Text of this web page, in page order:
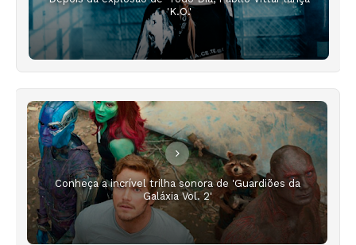
'K.O.'
Conheça a incrível trilha sonora de 'Guardiões da
Galáxia Vol. 2'